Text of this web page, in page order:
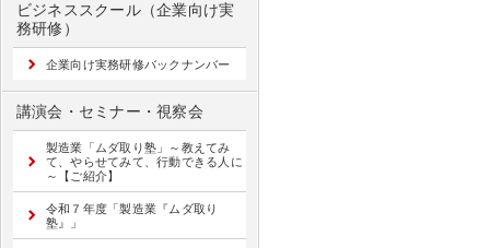
ビジネススクール（企業向け実
務研修）
企業向け実務研修バックナンバー
講演会・セミナー・視察会
製造業「ムダ取り塾」～教えてみ
て、やらせてみて、行動できる人に
～【ご紹介】
令和７年度「製造業『ムダ取り
塾』」